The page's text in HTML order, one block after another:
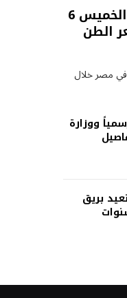
استقرار أسعار الأسمنت اليوم الخميس 6
سعر الطن
مصر خلال
تبدأ رسمياً ووزارة
بريق